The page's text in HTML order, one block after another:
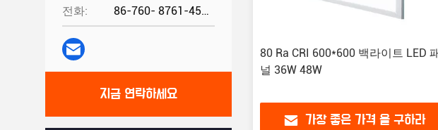
전화: 86-760- 8761-4582
지금 연락하세요
80 Ra CRI 600*600 백라이트 LED
널 36W 48W
가장 좋은 가격 을 구하라